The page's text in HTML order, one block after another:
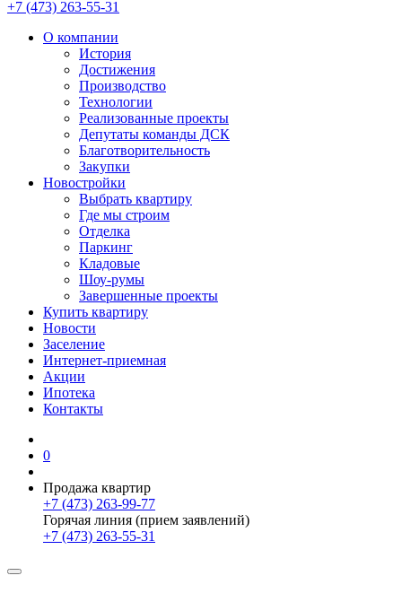
+7 (473) 263-55-31
О компании
История
Достижения
Производство
Технологии
Реализованные проекты
Депутаты команды ДСК
Благотворительность
Закупки
Новостройки
Выбрать квартиру
Где мы строим
Отделка
Паркинг
Кладовые
Шоу-румы
Завершенные проекты
Купить квартиру
Новости
Заселение
Интернет-приемная
Акции
Ипотека
Контакты
0
Продажа квартир
+7 (473) 263-99-77
Горячая линия (прием заявлений)
+7 (473) 263-55-31